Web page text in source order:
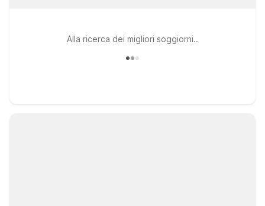
Alla ricerca dei migliori soggiorni..